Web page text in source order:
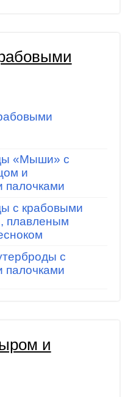
«Мыши» с
и
палочками
с крабовыми
плавленым
с
палочками
и